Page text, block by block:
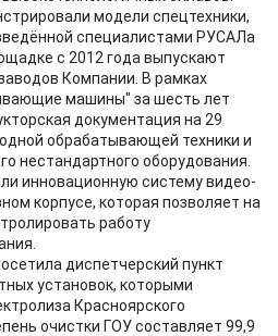
модели спецтехники,
специалистами РУСАЛа
с 2012 года выпускают
Компании. В рамках
машины" за шесть лет
документация на 29
обрабатывающей техники и
нестандартного оборудования.
инновационную систему видео-
корпусе, которая позволяет на
работу
диспетчерский пункт
установок, которыми
Красноярского
очистки ГОУ составляет 99,9